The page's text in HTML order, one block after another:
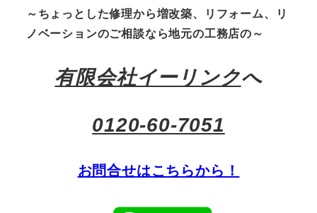
～ちょっとした修理から増改築、リフォーム、リ
ノベーションのご相談なら地元の工務店の～
有限会社イーリンクへ
0120-60-7051
お問合せはこちらから！